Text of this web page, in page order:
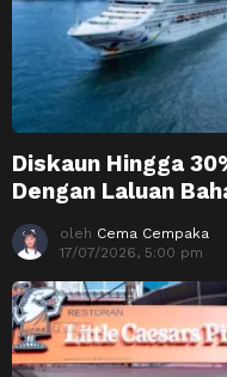
Diskaun Hingga
Dengan Laluan
oleh Cema Cempaka
17/07/2026, 5:00 pm